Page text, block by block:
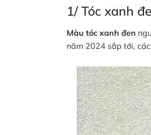
1/ Tóc xanh
Màu tóc xanh đen
năm 2024 sắp tới,